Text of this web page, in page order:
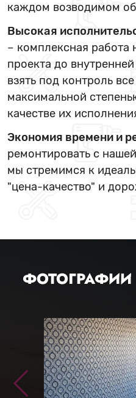
каждом возводимом
Высокая
– комплексная работа
проекта до
взять под контроль
максимальной
качестве их
Экономия времени и
ремонтировать с
мы стремимся к
"цена-качество" и